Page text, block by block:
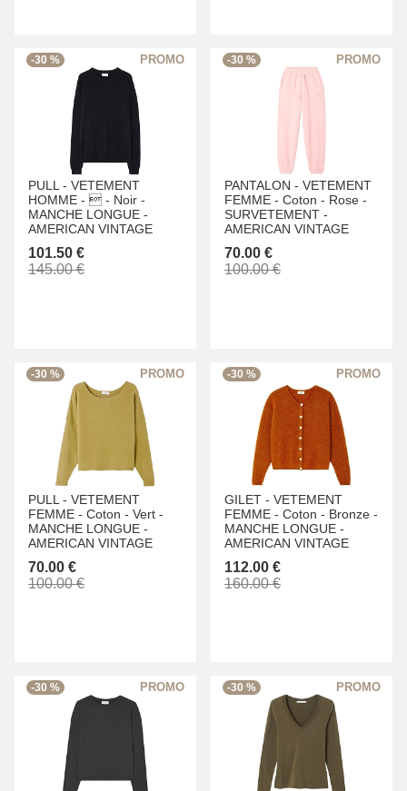
-30 %
PULL - VETEMENT
HOMME -  - Noir -
MANCHE LONGUE -
AMERICAN VINTAGE
101.50 €
145.00 €
-30 %
PANTALON - VETEMENT
FEMME - Coton - Rose -
SURVETEMENT -
AMERICAN VINTAGE
70.00 €
100.00 €
-30 %
PULL - VETEMENT
FEMME - Coton - Vert -
MANCHE LONGUE -
AMERICAN VINTAGE
70.00 €
100.00 €
-30 %
GILET - VETEMENT
FEMME - Coton - Bronze -
MANCHE LONGUE -
AMERICAN VINTAGE
112.00 €
160.00 €
-30 % -30 %